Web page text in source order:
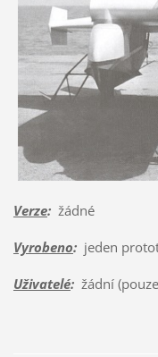
Verze:žádné
Vyrobeno:jeden
Uživatelé:žádní